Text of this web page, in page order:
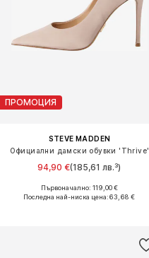
ПРОМОЦИЯ
STEVE MADDEN
Официални дамски обувки 'Thrive'
94,90 €(185,61 лв.³)
Налични размери: 37, 38, 39, 40, 41, 42
Първоначално: 119,00 €
Последна най-ниска цена:63,68 €